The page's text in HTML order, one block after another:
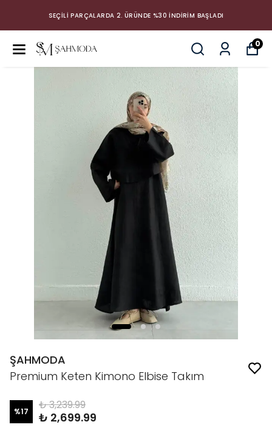
SEÇİLİ PARÇALARDA 2. ÜRÜNDE %30 İNDİRİM BAŞLADI
0
ŞAHMODA
Premium Keten Kimono Elbise Takım
%17 ₺ 3,239.99
₺ 2,699.99